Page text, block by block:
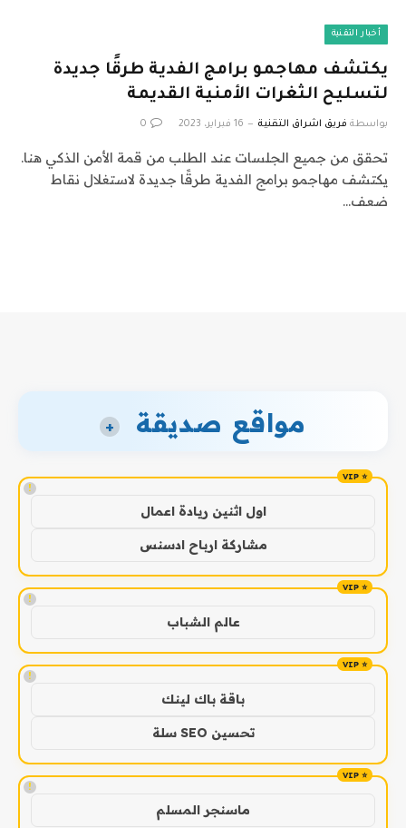
أخبار التقنية
يكتشف مهاجمو برامج الفدية طرقًا جديدة
لتسليح الثغرات الأمنية القديمة
بواسطة فريق اشراق التقنية 16 فبراير، 2023 0
تحقق من جميع الجلسات عند الطلب من قمة الأمن الذكي هنا.
يكتشف مهاجمو برامج الفدية طرقًا جديدة لاستغلال نقاط
ضعف…
مواقع صديقة +
!
اول اثنين ريادة اعمال
مشاركة ارباح ادسنس
!
عالم الشباب
!
باقة باك لينك
تحسين SEO سلة
!
ماسنجر المسلم